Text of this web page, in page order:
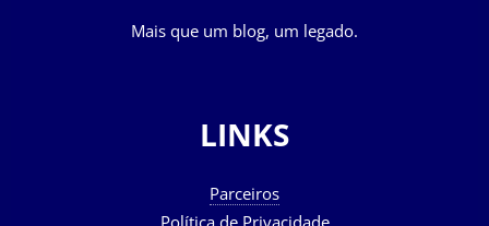
Mais que um blog, um legado.
LINKS
Parceiros